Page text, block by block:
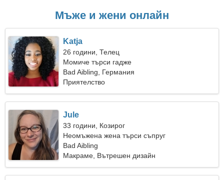
Мъже и жени онлайн
Katja
26 години, Телец
Момиче търси гадже
Bad Aibling, Германия
Приятелство
Jule
33 години, Козирог
Неомъжена жена търси съпруг
Bad Aibling
Макраме, Вътрешен дизайн